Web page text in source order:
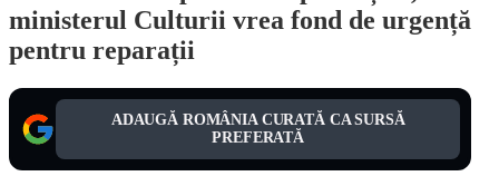
ministerul Culturii vrea fond de urgență
pentru reparații
ADAUGĂ ROMÂNIA CURATĂ CA SURSĂ
PREFERATĂ